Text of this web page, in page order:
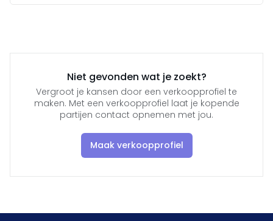
Niet gevonden wat je zoekt?
Vergroot je kansen door een verkoopprofiel te
maken. Met een verkoopprofiel laat je kopende
partijen contact opnemen met jou.
Maak verkoopprofiel